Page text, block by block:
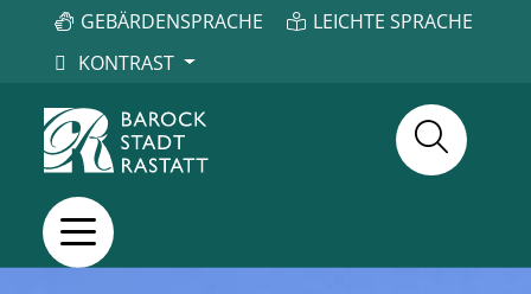
GEBÄRDENSPRACHE
LEICHTE SPRACHE
KONTRAST